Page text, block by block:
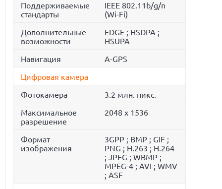
Поддерживаемые
стандарты
IEEE 802.11b/g/n
(Wi-Fi)
Дополнительные
возможности
EDGE ; HSDPA ;
HSUPA
Навигация
A-GPS
Цифровая камера
Фотокамера
3.2 млн. пикс.
Максимальное
разрешение
2048 x 1536
Формат
изображения
3GPP ; BMP ; GIF ;
PNG ; H.263 ; H.264
; JPEG ; WBMP ;
MPEG-4 ; AVI ; WMV
; ASF